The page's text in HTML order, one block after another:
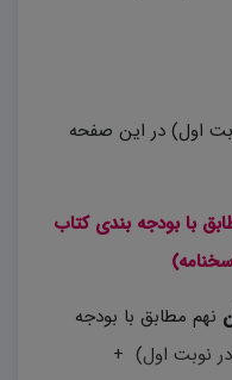
اول) در این صفحه
با بودجه بندی کتاب
نهم مطابق با بودجه
است (.فقط در نوبت اول) +